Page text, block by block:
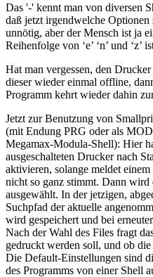
Das '-' kennt man von diversen
daß jetzt irgendwelche
unnötig, aber der Mensch ist ja
Reihenfolge von ‘e’ ‘n’ und ‘z’
Hat man vergessen, den
dieser wieder einmal offline,
Programm kehrt wieder dahin
Jetzt zur Benutzung von
(mit Endung PRG oder als
Megamax-Modula-Shell): Hier
ausgeschalteten Drucker nach
aktivieren, solange meldet
nicht so ganz stimmt. Dann
ausgewählt. In der jetzigen,
Suchpfad der aktuelle
wird gespeichert und bei
Nach der Wahl des Files fragt
gedruckt werden soll, und ob
Die Default-Einstellungen sind
des Programms von einer Shell